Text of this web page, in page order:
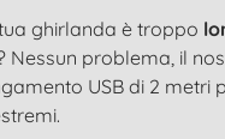
ghirlanda è troppo
Nessun problema, il
USB di 2 metri